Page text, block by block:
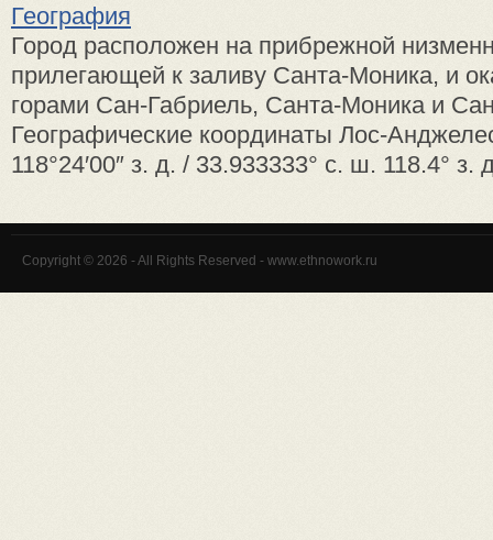
География
Город расположен на прибрежной
прилегающей к заливу Санта-Моника, и
горами Сан-Габриель, Санта-Моника и
Географические координаты Лос-
118°24′00″ з. д. / 33.933333° с. ш. 118.4° з.
Copyright © 2026 - All Rights Reserved - www.ethnowork.ru